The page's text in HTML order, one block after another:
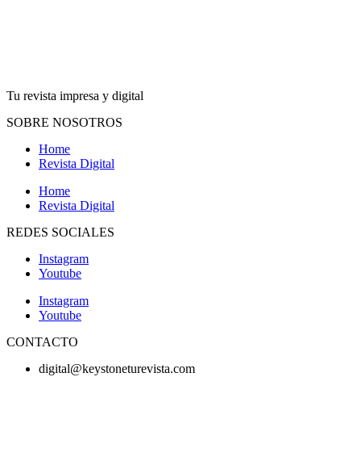
Tu revista impresa y digital
SOBRE NOSOTROS
Home
Revista Digital
Home
Revista Digital
REDES SOCIALES
Instagram
Youtube
Instagram
Youtube
CONTACTO
digital@keystoneturevista.com